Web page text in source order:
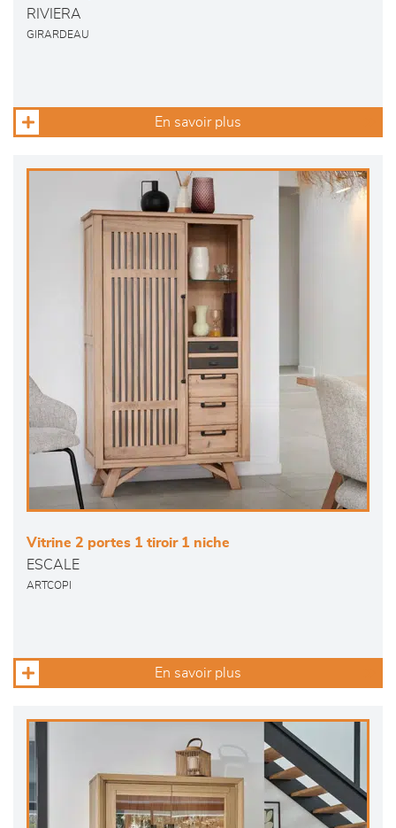
RIVIERA
GIRARDEAU
En savoir plus
Vitrine 2 portes 1 tiroir 1 niche
ESCALE
ARTCOPI
En savoir plus